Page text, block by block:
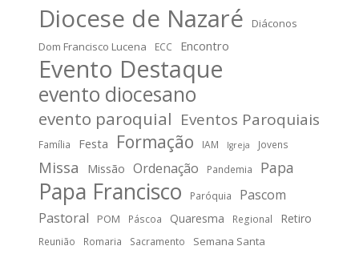
Diocese de Nazaré
Diáconos
Dom Francisco Lucena
ECC Encontro
Evento Destaque
evento diocesano
evento paroquial Eventos Paroquiais
Família Festa Formação IAM Igreja Jovens
Missa Missão Ordenação Pandemia Papa
Papa Francisco Paróquia
Pascom
Pastoral
POM Páscoa Quaresma Regional Retiro
Reunião Romaria Sacramento Semana Santa